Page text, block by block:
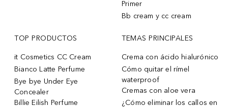
Primer
Bb cream y cc cream
TOP PRODUCTOS
it Cosmetics CC Cream
Bianco Latte Perfume
Bye bye Under Eye
Concealer
Billie Eilish Perfume
TEMAS PRINCIPALES
Crema con ácido hialurónico
Cómo quitar el rímel
waterproof
Cremas con aloe vera
¿Cómo eliminar los callos en